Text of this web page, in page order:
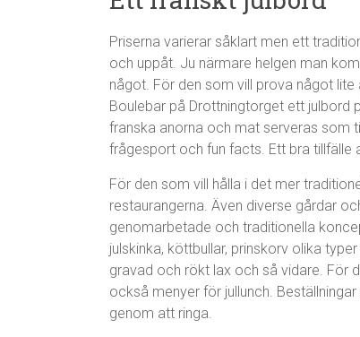
Priserna varierar såklart men ett
och uppåt. Ju närmare helgen man
något. För den som vill prova något
Boulebar på Drottningtorget ett julbord
franska anorna och mat serveras som
frågesport och fun facts. Ett bra tillfälle
För den som vill hålla i det mer
restaurangerna. Även diverse gårdar
genomarbetade och traditionella
julskinka, köttbullar, prinskorv olika
gravad och rökt lax och så vidare. För
också menyer för jullunch.
genom att ringa.